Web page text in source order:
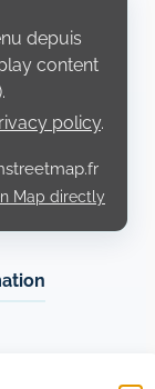
depuis
content
policy.
Map directly